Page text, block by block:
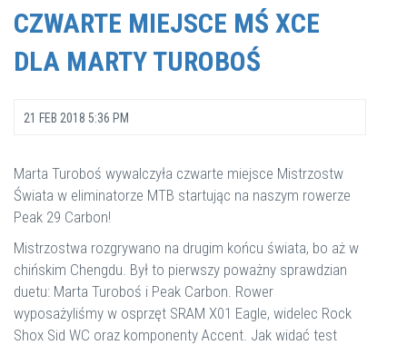
CZWARTE MIEJSCE MŚ XCE
DLA MARTY TUROBOŚ
21 FEB 2018 5:36 PM
Marta Turoboś wywalczyła czwarte miejsce Mistrzostw
Świata w eliminatorze MTB startując na naszym rowerze
Peak 29 Carbon!
Mistrzostwa rozgrywano na drugim końcu świata, bo aż w
chińskim Chengdu. Był to pierwszy poważny sprawdzian
duetu: Marta Turoboś i Peak Carbon. Rower
wyposażyliśmy w osprzęt SRAM X01 Eagle, widelec Rock
Shox Sid WC oraz komponenty Accent. Jak widać test